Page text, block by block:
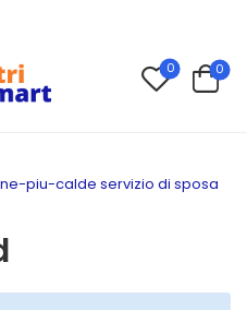
0 0
piu-calde servizio di sposa